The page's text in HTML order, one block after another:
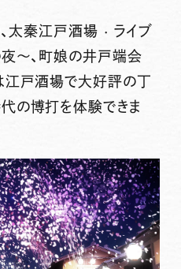
太秦江戸酒場 · ライブ
～、町娘の井戸端会
江戸酒場で大好評の丁
の博打を体験できま